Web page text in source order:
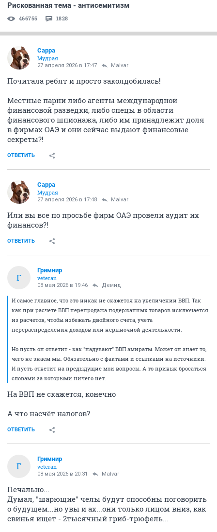
Рискованная тема - антисемитизм
466755 1828
Сарра
Мудрая
27 апреля 2026 в 17:47 Malvar
Почитала ребят и просто заколдобилась!
Местные парни либо агенты международной
финансовой разведки, либо спецы в области
финансового шпионажа, либо им принадлежит доля
в фирмах ОАЭ и они сейчас выдают финансовые
секреты?!
ОТВЕТИТЬ
Сарра
Мудрая
27 апреля 2026 в 17:48 Malvar
Или вы все по просьбе фирм ОАЭ провели аудит их
финансов?!
ОТВЕТИТЬ
Г
Гримнир
veteran
08 мая 2026 в 19:46 Демид
И самое главное, что это никак не скажется на увеличении ВВП. Так
как при расчете ВВП перепродажа подержанных товаров исключается
из расчетов, чтобы избежать двойного счета, учета
перераспределения доходов или нерыночной деятельности.
Но пусть он ответит - как "надувают" ВВП эмираты. Может он знает то,
чего не знаем мы. Обязательно с фактами и ссылками на источники.
И пусть ответит на предыдущие мои вопросы. А то привык бросаться
словами за которыми ничего нет.
На ВВП не скажется, конечно
А что насчёт налогов?
ОТВЕТИТЬ
Г
Гримнир
veteran
08 мая 2026 в 20:31 Malvar
Печально...
Думал, "шарющие" челы будут способны поговорить
о будущем...но увы и ах...они только лицом вниз, как
свинья ищет - 2тысячный гриб-трюфель...